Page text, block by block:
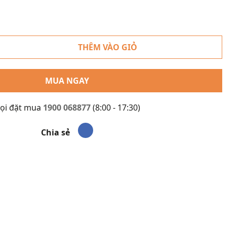
THÊM VÀO GIỎ
MUA NGAY
đặt mua 1900 068877(8:00 - 17:30)
Chia sẻ